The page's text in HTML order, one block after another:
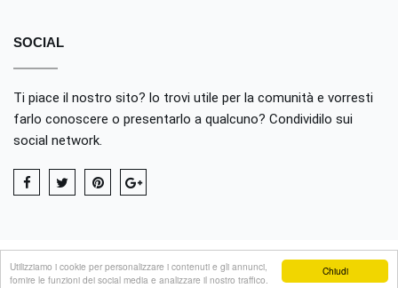
Chiudi
Utilizziamo i cookie per personalizzare i contenuti e gli annunci,
fornire le funzioni dei social media e analizzare il nostro traffico.
SOCIAL
Ti piace il nostro sito? lo trovi utile per la comunità e vorresti
farlo conoscere o presentarlo a qualcuno? Condividilo sui
social network.
V.I.P. Video Italia Production srl - Bologna - P.I. 04322860372 -